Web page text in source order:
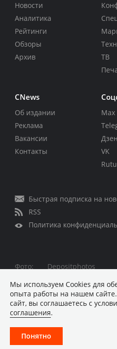
Новости
Аналитика
Рейтинги
Обзоры
Архив
ТВ
CNews
Об издании
Реклама
Вакансии
Контакты
Max
Дзен
VK
Быстрая подписка на
RSS
Политика
Фото:
Depositphotos
Все права защищены © 1995
Материалы, помеченные
коммерческой основе
Хостинг-провайдер
Мы используем Сookies для
опыта работы на нашем
сайт, вы соглашаетесь с
соглашения.
Понятно